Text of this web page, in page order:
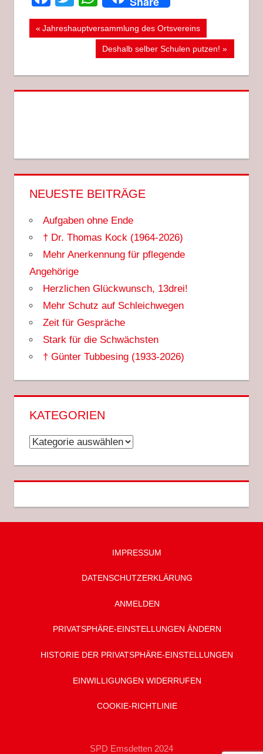
BIBLIOTHEK
Beitragsnavigation
Vorheriger
Jahreshauptversammlung des Ortsvereins
Nächster
Deshalb selber Schulen putzen!
NEUESTE BEITRÄGE
Aufgaben ohne Ende
† Dr. Thomas Kock (1964-2026)
Mehr Anerkennung für pflegende
Angehörige
Herzlichen Glückwunsch, 13drei!
Mehr Schutz auf Schleichwegen
Zeit für Gespräche
Stark für die Schwächsten
† Günter Tubbesing (1933-2026)
KATEGORIEN
Kategorien
IMPRESSUM
DATENSCHUTZ­ERKLÄRUNG
ANMELDEN
PRIVATSPHÄRE-EINSTELLUNGEN ÄNDERN
HISTORIE DER PRIVATSPHÄRE-EINSTELLUNGEN
EINWILLIGUNGEN WIDERRUFEN
COOKIE-RICHTLINIE
SPD Emsdetten 2024